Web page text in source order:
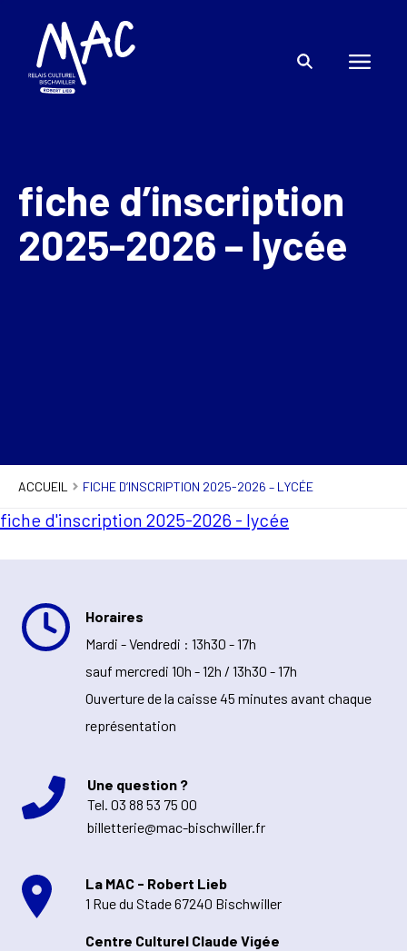
fiche d’inscription
2025-2026 – lycée
ACCUEIL FICHE D’INSCRIPTION 2025-2026 – LYCÉE
fiche d'inscription 2025-2026 - lycée
Horaires
Mardi - Vendredi : 13h30 - 17h
sauf mercredi 10h - 12h / 13h30 - 17h
Ouverture de la caisse 45 minutes avant chaque
représentation
Une question ?
Tel. 03 88 53 75 00
billetterie@mac-bischwiller.fr
La MAC - Robert Lieb
1 Rue du Stade 67240 Bischwiller
Centre Culturel Claude Vigée